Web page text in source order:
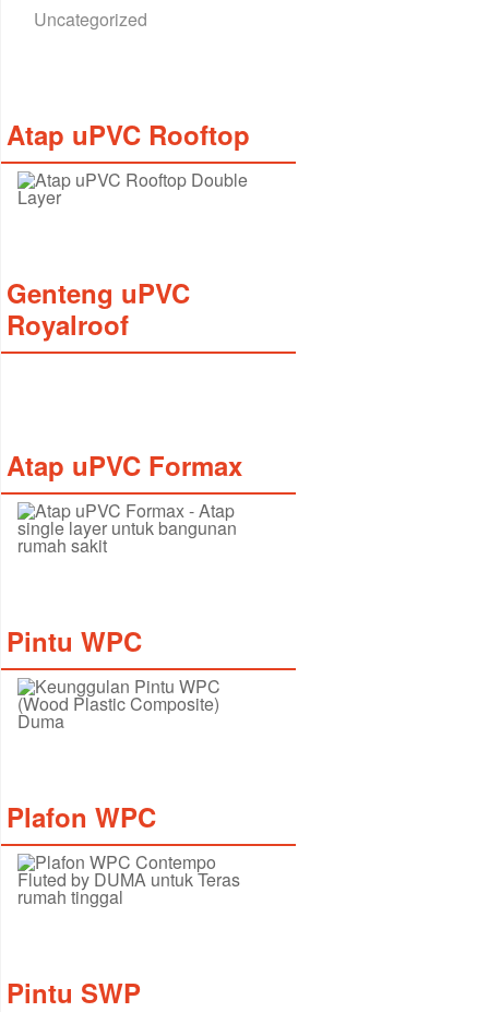
Uncategorized
Atap uPVC Rooftop
Genteng uPVC
Royalroof
Atap uPVC Formax
Pintu WPC
Plafon WPC
Pintu SWP